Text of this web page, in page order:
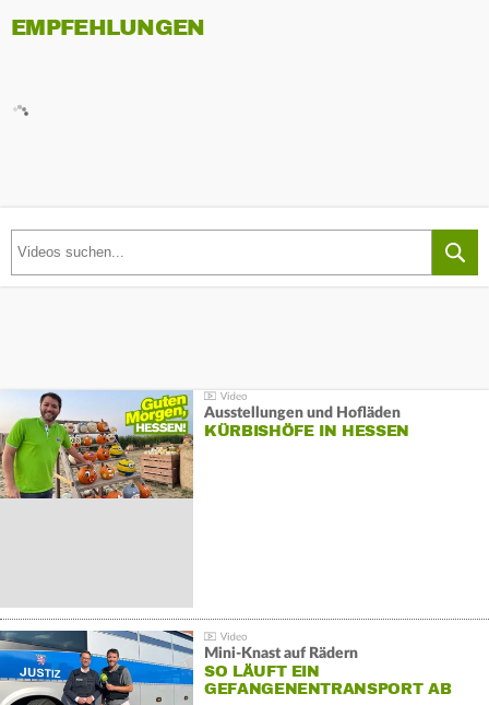
EMPFEHLUNGEN
Ausstellungen und Hofläden
KÜRBISHÖFE IN HESSEN
Mini-Knast auf Rädern
SO LÄUFT EIN
GEFANGENENTRANSPORT AB